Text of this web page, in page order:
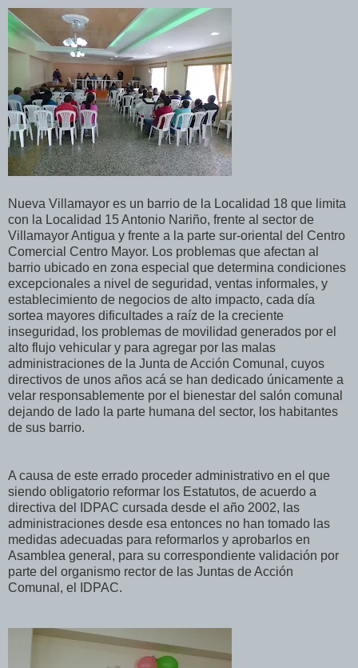
Nueva Villamayor es un barrio de la Localidad 18 que limita
con la Localidad 15 Antonio Nariño, frente al sector de
Villamayor Antigua y frente a la parte sur-oriental del Centro
Comercial Centro Mayor. Los problemas que afectan al
barrio ubicado en zona especial que determina condiciones
excepcionales a nivel de seguridad, ventas informales, y
establecimiento de negocios de alto impacto, cada día
sortea mayores dificultades a raíz de la creciente
inseguridad, los problemas de movilidad generados por el
alto flujo vehicular y para agregar por las malas
administraciones de la Junta de Acción Comunal, cuyos
directivos de unos años acá se han dedicado únicamente a
velar responsablemente por el bienestar del salón comunal
dejando de lado la parte humana del sector, los habitantes
de sus barrio.
A causa de este errado proceder administrativo en el que
siendo obligatorio reformar los Estatutos, de acuerdo a
directiva del IDPAC cursada desde el año 2002, las
administraciones desde esa entonces no han tomado las
medidas adecuadas para reformarlos y aprobarlos en
Asamblea general, para su correspondiente validación por
parte del organismo rector de las Juntas de Acción
Comunal, el IDPAC.